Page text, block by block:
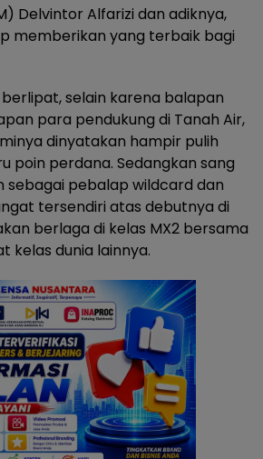
Delvintor Alfarizi dan adiknya,
memberikan yang terbaik bagi
selain karena balapan
para pendukung di Tanah Air,
dinyatakan hampir pulih
poin perdana. Sedangkan sang
sebagai pebalap wildcard dan
tersendiri atas debutnya di
berlaga di kelas MX2 bersama
kelas dunia lainnya.